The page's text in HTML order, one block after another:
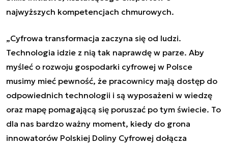
najwyższych kompetencjach chmurowych.
„Cyfrowa transformacja zaczyna się od ludzi.
Technologia idzie z nią tak naprawdę w parze. Aby
myśleć o rozwoju gospodarki cyfrowej w Polsce
musimy mieć pewność, że pracownicy mają dostęp do
odpowiednich technologii i są wyposażeni w wiedzę
oraz mapę pomagającą się poruszać po tym świecie. To
dla nas bardzo ważny moment, kiedy do grona
innowatorów Polskiej Doliny Cyfrowej dołącza